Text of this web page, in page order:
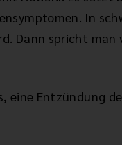
In
Dann spricht man
Entzündung